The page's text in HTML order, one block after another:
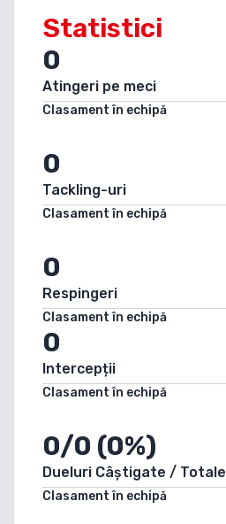
Statistici
0
Atingeri pe meci
Clasament în echipă
0
Tackling-uri
Clasament în echipă
0
Respingeri
Clasament în echipă
0
Intercepții
Clasament în echipă
0/0 (0%)
Dueluri Câștigate / Totale
Clasament în echipă